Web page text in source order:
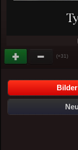
(+31)